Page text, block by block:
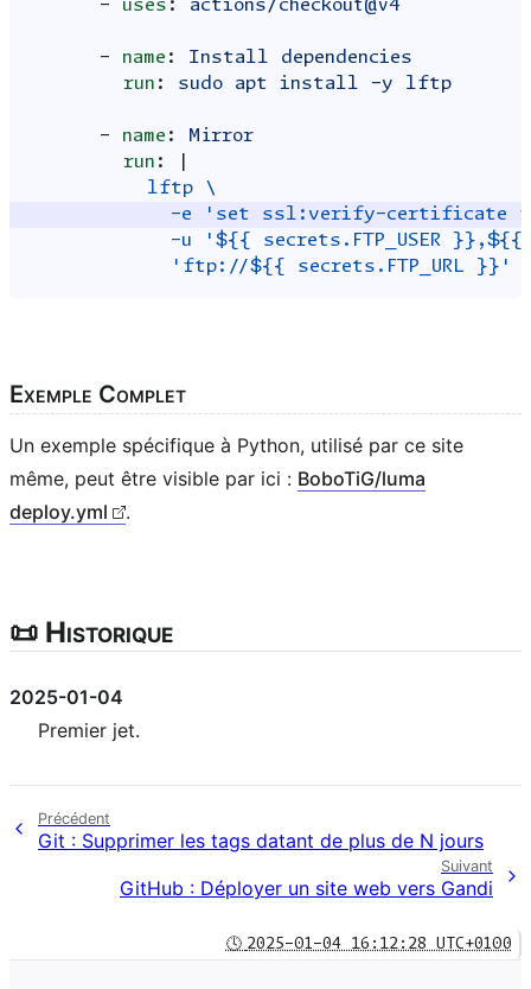
-
uses : actions/checkout@v4
- name :
Install dependencies
run : sudo apt install -y lftp
- name :
Mirror
run :
lftp \
-e 'set ssl:verify-certificate
-u '${{ secrets.FTP_USER }},${{
'ftp://${{ secrets.FTP_URL }}'
Exemple Complet
Un exemple spécifique à Python, utilisé par ce site
même, peut être visible par ici : BoboTiG/luma
deploy.yml
.
📜 Historique
2025-01-04
Premier jet.
Précédent
Git : Supprimer les tags datant de plus de N jours
Suivant
GitHub : Déployer un site web vers Gandi
🕓 2025-01-04 16:12:28 UTC+0100